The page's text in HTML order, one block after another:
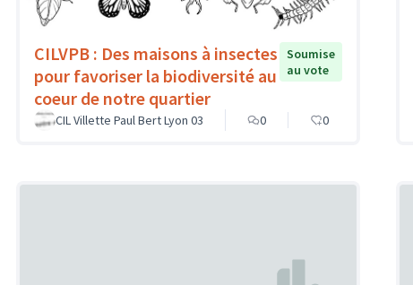
CILVPB : Des maisons à insectes
pour favoriser la biodiversité au
coeur de notre quartier
Soumise
au vote
CIL Villette Paul Bert Lyon 03 0 0